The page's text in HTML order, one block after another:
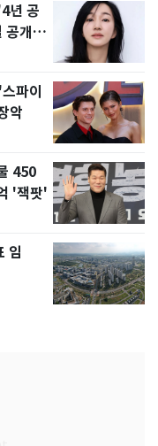
년 공
개
파이
악
450
'잭팟'
임